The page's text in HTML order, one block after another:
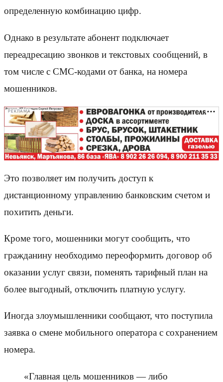
определенную комбинацию цифр.
Однако в результате абонент подключает
переадресацию звонков и текстовых сообщений, в
том числе с СМС-кодами от банка, на номера
мошенников.
РЕКЛАМА
Это позволяет им получить доступ к
дистанционному управлению банковским счетом и
похитить деньги.
Кроме того, мошенники могут сообщить, что
гражданину необходимо переоформить договор об
оказании услуг связи, поменять тарифный план на
более выгодный, отключить платную услугу.
Иногда злоумышленники сообщают, что поступила
заявка о смене мобильного оператора с сохранением
номера.
«Главная цель мошенников — либо